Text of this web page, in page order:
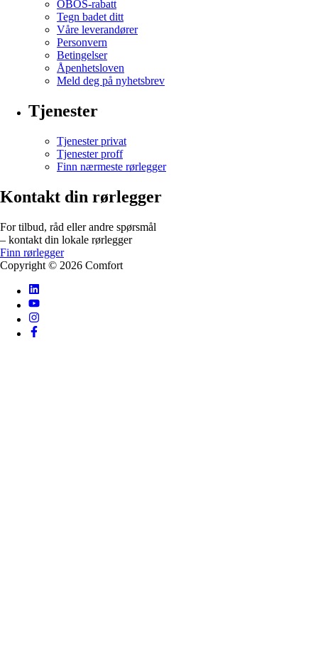
OBOS-rabatt
Tegn badet ditt
Våre leverandører
Personvern
Betingelser
Åpenhetsloven
Meld deg på nyhetsbrev
Tjenester
Tjenester privat
Tjenester proff
Finn nærmeste rørlegger
Kontakt din rørlegger
For tilbud, råd eller andre spørsmål
– kontakt din lokale rørlegger
Finn rørlegger
Copyright © 2026 Comfort